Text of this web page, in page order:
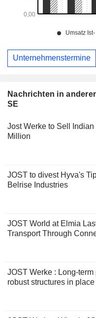
Nachrichten in
SE
Jost Werke to Sell
Million
JOST to divest Hyva's
Belrise Industries
JOST World at Elmia
Transport Through
JOST Werke : Long-
robust structures in
Unternehmenstermine